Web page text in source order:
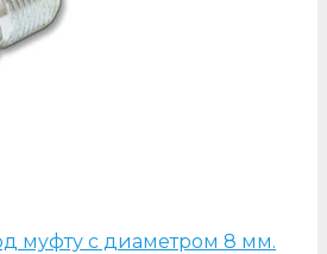
муфту с диаметром 8 мм.